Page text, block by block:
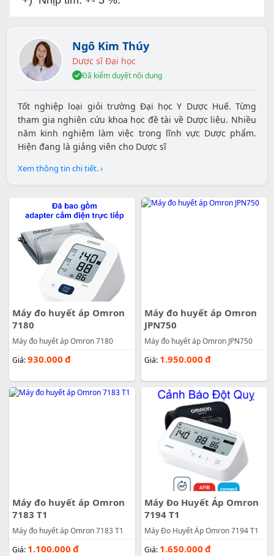
Ngô Kim Thúy
Dược sĩ Đại học
Đã kiểm duyệt nội dung
Tốt nghiệp loại giỏi trường Đại học Y Dược Huế. Từng
tham gia nghiên cứu khoa học đề tài về Dược liệu. Nhiều
năm kinh nghiệm làm việc trong lĩnh vực Dược phẩm.
Hiện đang là giảng viên cho Dược sĩ
Xem thông tin chi tiết. ›
Máy đo huyết áp Omron
7180
Máy đo huyết áp Omron 7180
Giá:930.000 đ
Máy đo huyết áp Omron
JPN750
Máy đo huyết áp Omron JPN750
Giá: 1.950.000 đ
Máy đo huyết áp Omron
7183 T1
Máy đo huyết áp Omron 7183 T1
Giá: 1.100.000 đ
Máy Đo Huyết Áp Omron
7194 T1
Máy Đo Huyết Áp Omron 7194 T1
Giá: 1.650.000 đ